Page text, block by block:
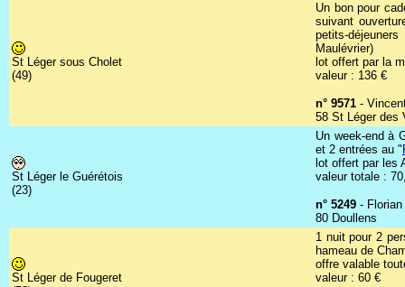
St Léger sous Cholet
(49)
Un bon pour
suivant
petits-
Maulévrier)
lot offert par la
valeur : 136 €
n° 9571 -
58 St Léger des
St Léger le Guérétois
(23)
Un week-end à
et 2 entrées au "
lot offert par les
valeur totale :
n° 5249 -
80 Doullens
St Léger de Fougeret
1 nuit pour 2
hameau de
offre valable
valeur : 60 €